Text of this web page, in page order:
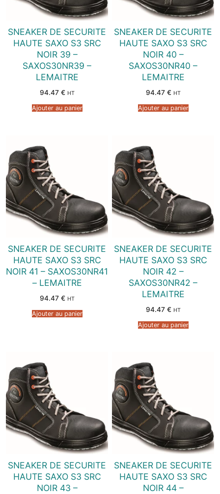
SNEAKER DE SECURITE
HAUTE SAXO S3 SRC
NOIR 39 –
SAXOS30NR39 –
LEMAITRE
94.47 € HT
Ajouter au panier
SNEAKER DE SECURITE
HAUTE SAXO S3 SRC
NOIR 40 –
SAXOS30NR40 –
LEMAITRE
94.47 € HT
Ajouter au panier
SNEAKER DE SECURITE
HAUTE SAXO S3 SRC
NOIR 41 – SAXOS30NR41
– LEMAITRE
94.47 € HT
Ajouter au panier
SNEAKER DE SECURITE
HAUTE SAXO S3 SRC
NOIR 42 –
SAXOS30NR42 –
LEMAITRE
94.47 € HT
Ajouter au panier
SNEAKER DE SECURITE
HAUTE SAXO S3 SRC
NOIR 43 –
SNEAKER DE SECURITE
HAUTE SAXO S3 SRC
NOIR 44 –